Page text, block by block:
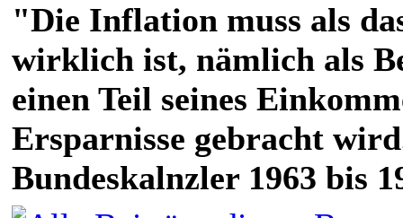
"Die Inflation muss als
wirklich ist, nämlich als
einen Teil seines
Ersparnisse gebracht
Bundeskalnzler 1963 bis